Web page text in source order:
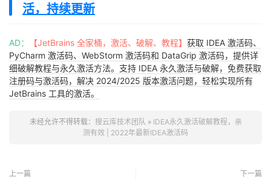
活，持续更新
AD： 【JetBrains 全家桶，激活、破解、教程】 获取 IDEA 激活码、
PyCharm 激活码、WebStorm 激活码和 DataGrip 激活码，提供详
细破解教程与永久激活方法。支持 IDEA 永久激活与破解，免费获取
注册码与激活码，解决 2024/2025 版本激活问题，轻松实现所有
JetBrains 工具的激活。
未经允许不得转载： 搜云库技术团队 » IDEA永久激活破解教程，亲
测有效 | 2022年最新IDEA激活码
上一篇 下一篇